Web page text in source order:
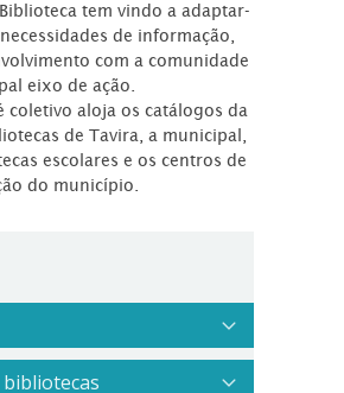
tem vindo a adaptar-
de informação,
com a comunidade
eixo de ação.
coletivo aloja os catálogos da
de Tavira, a municipal,
escolares e os centros de
do município.